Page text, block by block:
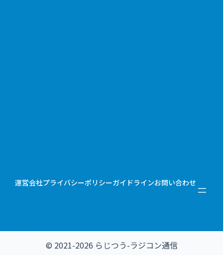
運営会社プライバシーポリシーガイドラインお問い合わせ
© 2021-2026 らじつう-ラジコン通信